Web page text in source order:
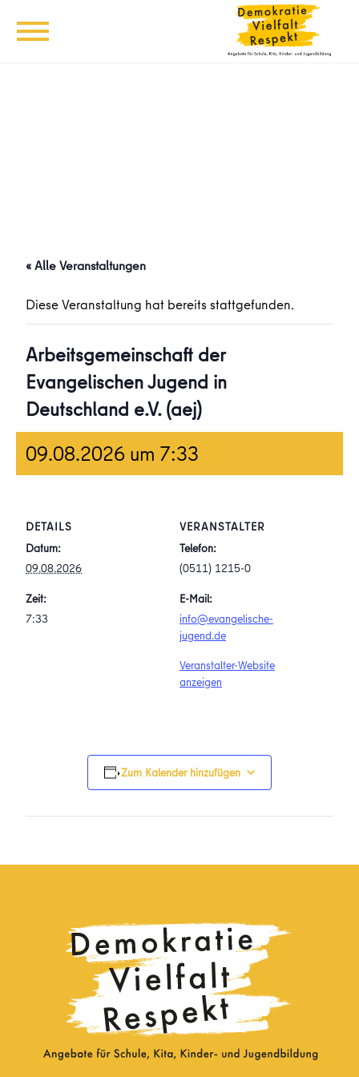
« Alle Veranstaltungen
Diese Veranstaltung hat bereits stattgefunden.
Arbeitsgemeinschaft der
Evangelischen Jugend in
Deutschland e.V. (aej)
09.08.2026 um 7:33
DETAILS
Datum:
09.08.2026
Zeit:
7:33
VERANSTALTER
Telefon:
(0511) 1215-0
E-Mail:
info@evangelische-
jugend.de
Veranstalter-Website
anzeigen
Zum Kalender hinzufügen